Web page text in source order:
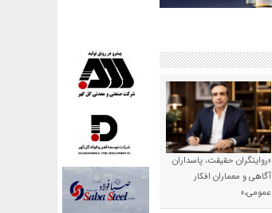
«روایتگران حقیقت، پاسداران
آگاهی و معماران افکار
عمومی،»